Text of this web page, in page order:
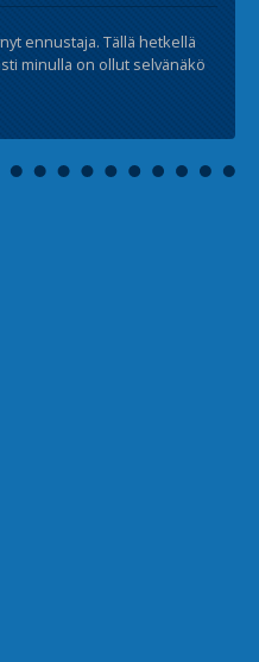
ennustaja. Tällä hetkellä
minulla on ollut selvänäkö